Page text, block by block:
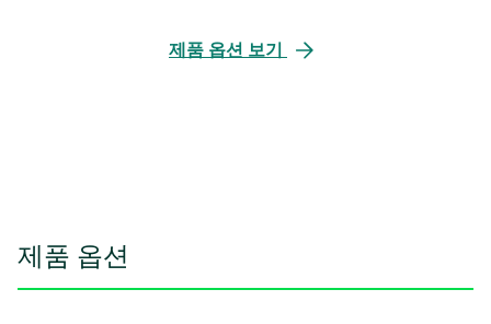
제품 옵션 보기
제품 옵션